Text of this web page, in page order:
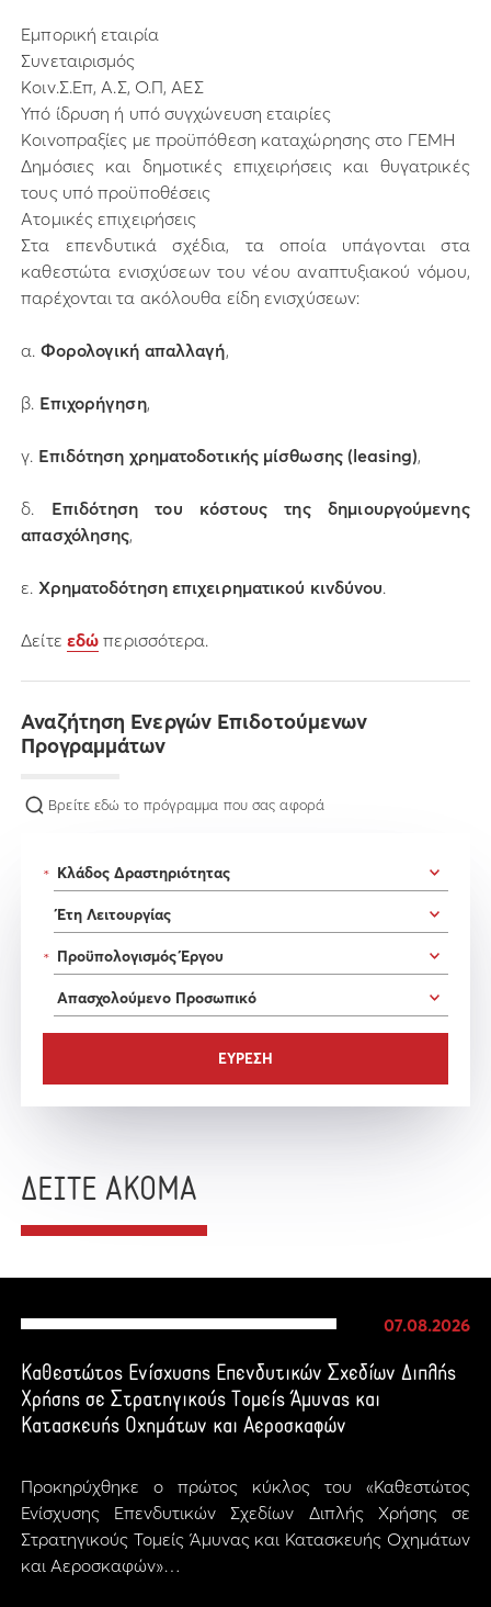
Εμπορική εταιρία
Συνεταιρισμός
Κοιν.Σ.Επ, Α.Σ, Ο.Π, ΑΕΣ
Υπό ίδρυση ή υπό συγχώνευση εταιρίες
Κοινοπραξίες με προϋπόθεση καταχώρησης στο ΓΕΜΗ
Δημόσιες και δημοτικές επιχειρήσεις και θυγατρικές
τους υπό προϋποθέσεις
Ατομικές επιχειρήσεις
Στα επενδυτικά σχέδια, τα οποία υπάγονται στα
καθεστώτα ενισχύσεων του νέου αναπτυξιακού νόμου,
παρέχονται τα ακόλουθα είδη ενισχύσεων:
α. Φορολογική απαλλαγή,
β. Επιχορήγηση,
γ. Επιδότηση χρηματοδοτικής μίσθωσης (leasing),
δ. Επιδότηση του κόστους της δημιουργούμενης
απασχόλησης,
ε. Χρηματοδότηση επιχειρηματικού κινδύνου.
Δείτε εδώ περισσότερα.
Αναζήτηση Ενεργών Επιδοτούμενων
Προγραμμάτων
Βρείτε εδώ το πρόγραμμα που σας αφορά
*
*
ΔΕΙΤΕ ΑΚΟΜΑ
07.08.2026
Καθεστώτος Ενίσχυσης Επενδυτικών Σχεδίων Διπλής
Χρήσης σε Στρατηγικούς Τομείς Άμυνας και
Κατασκευής Οχημάτων και Αεροσκαφών
Προκηρύχθηκε ο πρώτος κύκλος του «Καθεστώτος
Ενίσχυσης Επενδυτικών Σχεδίων Διπλής Χρήσης σε
Στρατηγικούς Τομείς Άμυνας και Κατασκευής Οχημάτων
και Αεροσκαφών»…